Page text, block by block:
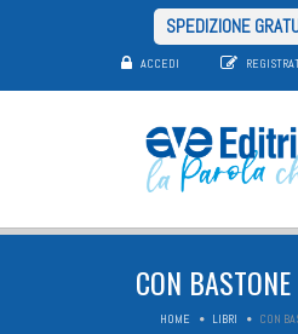
SPEDIZIONE
ACCEDI
CON
HOME LIBRI CON